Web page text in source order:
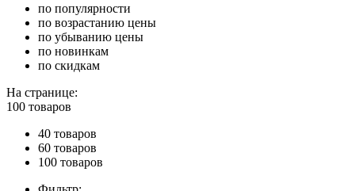
по популярности
по возрастанию цены
по убыванию цены
по новинкам
по скидкам
На странице:
100 товаров
40 товаров
60 товаров
100 товаров